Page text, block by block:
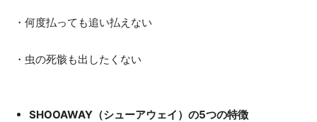
・何度払っても追い払えない
・虫の死骸も出したくない
SHOOAWAY（シューアウェイ）の5つの特徴